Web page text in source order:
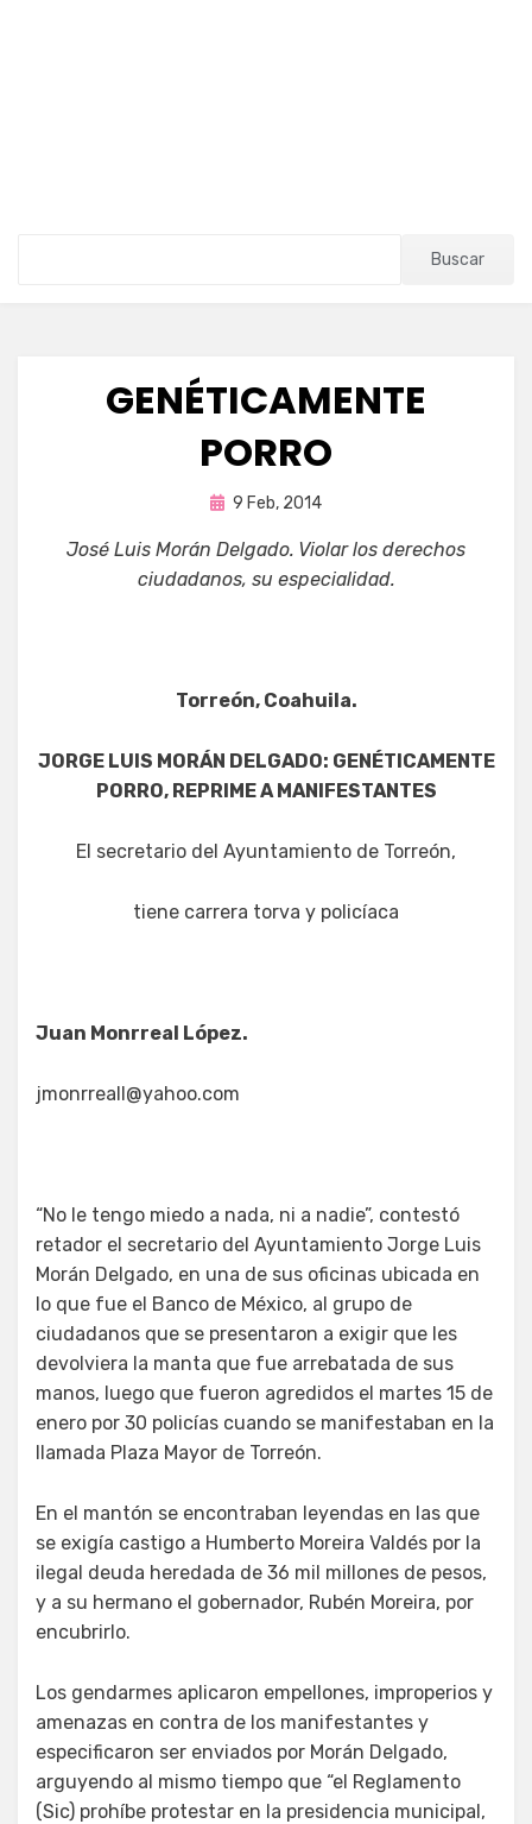
Buscar
GENÉTICAMENTE
PORRO
porEnrique
Publicada
9 Feb, 2014
José Luis Morán Delgado. Violar los derechos
ciudadanos, su especialidad.
Torreón, Coahuila.
JORGE LUIS MORÁN DELGADO: GENÉTICAMENTE
PORRO, REPRIME A MANIFESTANTES
El secretario del Ayuntamiento de Torreón,
tiene carrera torva y policíaca
Juan Monrreal López.
jmonrreall@yahoo.com
“No le tengo miedo a nada, ni a nadie”, contestó
retador el secretario del Ayuntamiento Jorge Luis
Morán Delgado, en una de sus oficinas ubicada en
lo que fue el Banco de México, al grupo de
ciudadanos que se presentaron a exigir que les
devolviera la manta que fue arrebatada de sus
manos, luego que fueron agredidos el martes 15 de
enero por 30 policías cuando se manifestaban en la
llamada Plaza Mayor de Torreón.
En el mantón se encontraban leyendas en las que
se exigía castigo a Humberto Moreira Valdés por la
ilegal deuda heredada de 36 mil millones de pesos,
y a su hermano el gobernador, Rubén Moreira, por
encubrirlo.
Los gendarmes aplicaron empellones, improperios y
amenazas en contra de los manifestantes y
especificaron ser enviados por Morán Delgado,
arguyendo al mismo tiempo que “el Reglamento
(Sic) prohíbe protestar en la presidencia municipal,